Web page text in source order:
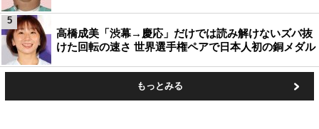
高橋成美「渋幕→慶応」だけでは読み解けないズバ抜
けた回転の速さ 世界選手権ペアで日本人初の銅メダル
5
もっとみる